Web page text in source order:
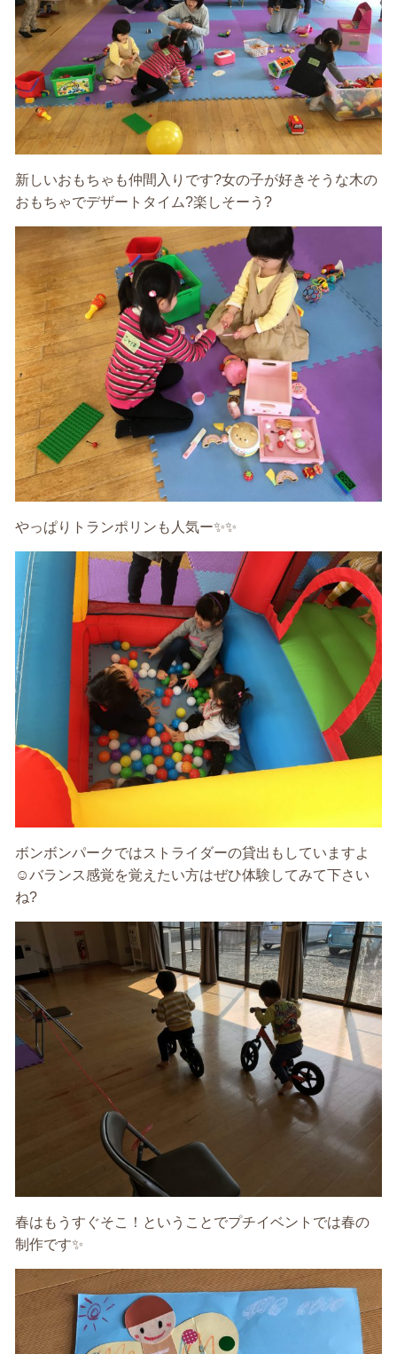
新しいおもちゃも仲間入りです?女の子が好きそうな木の
おもちゃでデザートタイム?楽しそーう?
やっぱりトランポリンも人気ー✨✨
ボンボンパークではストライダーの貸出もしていますよ
☺️バランス感覚を覚えたい方はぜひ体験してみて下さい
ね?
春はもうすぐそこ！ということでプチイベントでは春の
制作です✨